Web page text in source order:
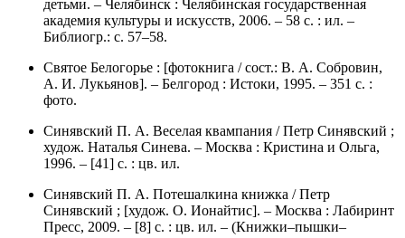
детьми. – Челябинск : Челябинская государственная
академия культуры и искусств, 2006. – 58 с. : ил. –
Библиогр.: с. 57–58.
Святое Белогорье : [фотокнига / сост.: В. А. Собровин,
А. И. Лукьянов]. – Белгород : Истоки, 1995. – 351 с. :
фото.
Синявский П. А. Веселая квампания / Петр Синявский ;
худож. Наталья Синева. – Москва : Кристина и Ольга,
1996. – [41] с. : цв. ил.
Синявский П. А. Потешалкина книжка / Петр
Синявский ; [худож. О. Ионайтис]. – Москва : Лабиринт
Пресс, 2009. – [8] с. : цв. ил. – (Книжки–пышки–